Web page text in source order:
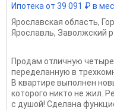
Ипотека от 39 091 ₽ в
Ярославская область,
Ярославль, Заволжский
Продам отличную
переделанную в
В квартире выполнен
которого никто не жил.
с душой! Сделана